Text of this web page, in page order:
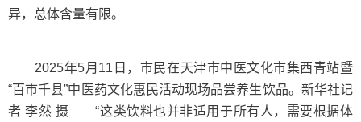
异，总体含量有限。
2025年5月11日，市民在天津市中医文化市集西青站暨
“百市千县”中医药文化惠民活动现场品尝养生饮品。新华社记
者 李然 摄 “这类饮料也并非适用于所有人，需要根据体